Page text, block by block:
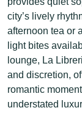
city’s lively
afternoon tea or
light bites
lounge, La
and discretion,
romantic
understated